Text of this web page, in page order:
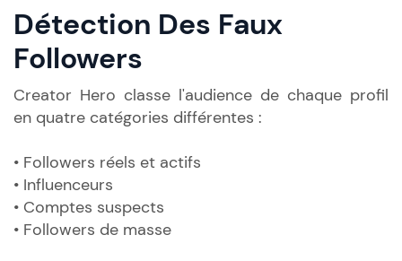
Détection Des Faux
Followers
Creator Hero classe l'audience de chaque profil
en quatre catégories différentes :
• Followers réels et actifs
• Influenceurs
• Comptes suspects
• Followers de masse